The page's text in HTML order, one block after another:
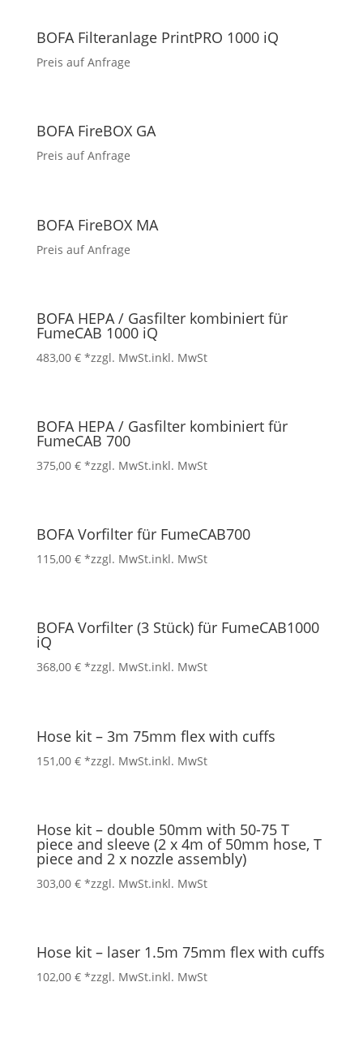
BOFA Filteranlage PrintPRO 1000 iQ
Preis auf Anfrage
BOFA FireBOX GA
Preis auf Anfrage
BOFA FireBOX MA
Preis auf Anfrage
BOFA HEPA / Gasfilter kombiniert für
FumeCAB 1000 iQ
483,00 € *zzgl. MwSt.inkl. MwSt
BOFA HEPA / Gasfilter kombiniert für
FumeCAB 700
375,00 € *zzgl. MwSt.inkl. MwSt
BOFA Vorfilter für FumeCAB700
115,00 € *zzgl. MwSt.inkl. MwSt
BOFA Vorfilter (3 Stück) für FumeCAB1000
iQ
368,00 € *zzgl. MwSt.inkl. MwSt
Hose kit – 3m 75mm flex with cuffs
151,00 € *zzgl. MwSt.inkl. MwSt
Hose kit – double 50mm with 50-75 T
piece and sleeve (2 x 4m of 50mm hose, T
piece and 2 x nozzle assembly)
303,00 € *zzgl. MwSt.inkl. MwSt
Hose kit – laser 1.5m 75mm flex with cuffs
102,00 € *zzgl. MwSt.inkl. MwSt